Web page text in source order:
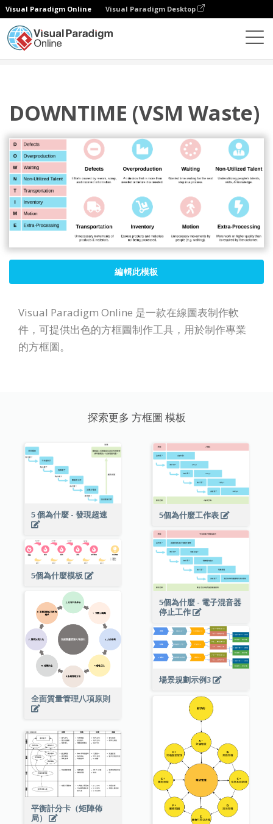
Visual Paradigm Online Visual Paradigm Desktop
DOWNTIME (VSM Waste)
編輯此模板
Visual Paradigm Online 是一款在線圖表制作軟
件，可提供出色的方框圖制作工具，用於制作專業
的方框圖。
探索更多 方框圖 模板
5 個為什麼 - 發現超速 5個為什麼工作表
5個為什麼 - 電子混音器
停止工作
5個為什麼模板
全面質量管理八項原則
場景規劃示例3
平衡計分卡（矩陣佈
局）